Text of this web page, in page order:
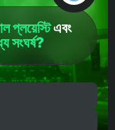
প্লয়েস্টিএবং
সংঘর্ষ?